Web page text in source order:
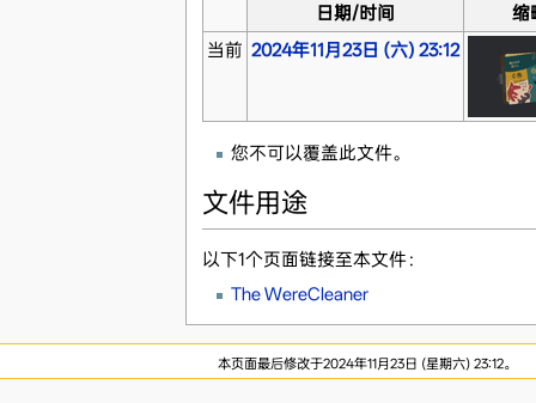
日期/时间
缩
当前 2024年11月23日 (六) 23:12
您不可以覆盖此文件。
文件用途
以下1个页面链接至本文件：
The WereCleaner
本页面最后修改于2024年11月23日 (星期六) 23:12。